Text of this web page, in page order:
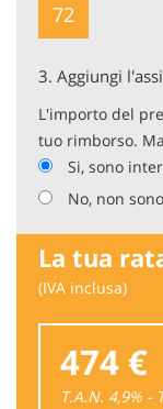
72
3. Aggiungi
L'importo del
tuo rimborso.
Si, sono
No, non
La tua
(IVA inclusa)
474 €
T.A.N. 4,9% -